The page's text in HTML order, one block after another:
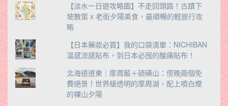
【淡水一日遊攻略圖】不走回頭路！古蹟下
坡散策 x 老街夕陽美食，最順暢的輕旅行攻
略
【日本藥妝必買】我的口袋清單：NICHIBAN
溫感涼感貼布，到日本必囤的酸痛貼布！
北海道道東｜摩周藍＋硫磺山：傍晚兩個免
費絕景！世界級透明的摩周湖，配上噴白煙
的裸山夕陽